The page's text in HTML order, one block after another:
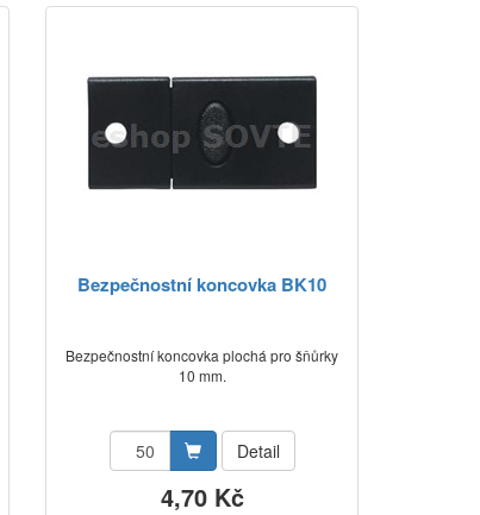
Bezpečnostní koncovka BK10
Bezpečnostní koncovka plochá pro šňůrky
10 mm.
Detail
4,70 Kč